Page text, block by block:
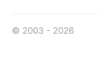
© 2003 - 2026